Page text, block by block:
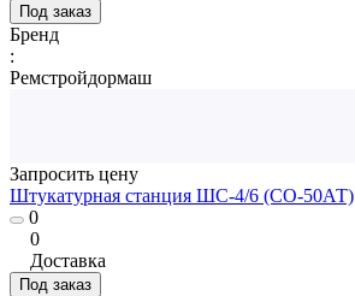
Под заказ
Бренд
:
Ремстройдормаш
Запросить цену
Штукатурная станция ШС-4/6 (СО-50АТ)
0
0
Доставка
Под заказ